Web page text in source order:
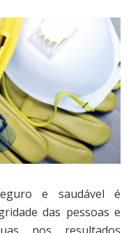
e saudável é
das pessoas e